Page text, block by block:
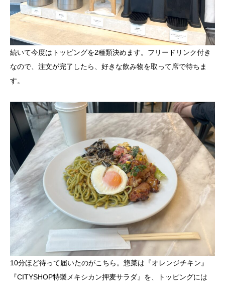
続いて今度はトッピングを2種類決めます。フリードリンク付き
なので、注文が完了したら、好きな飲み物を取って席で待ちま
す。
10分ほど待って届いたのがこちら。惣菜は『オレンジチキン』
『CITYSHOP特製メキシカン押麦サラダ』を、トッピングには